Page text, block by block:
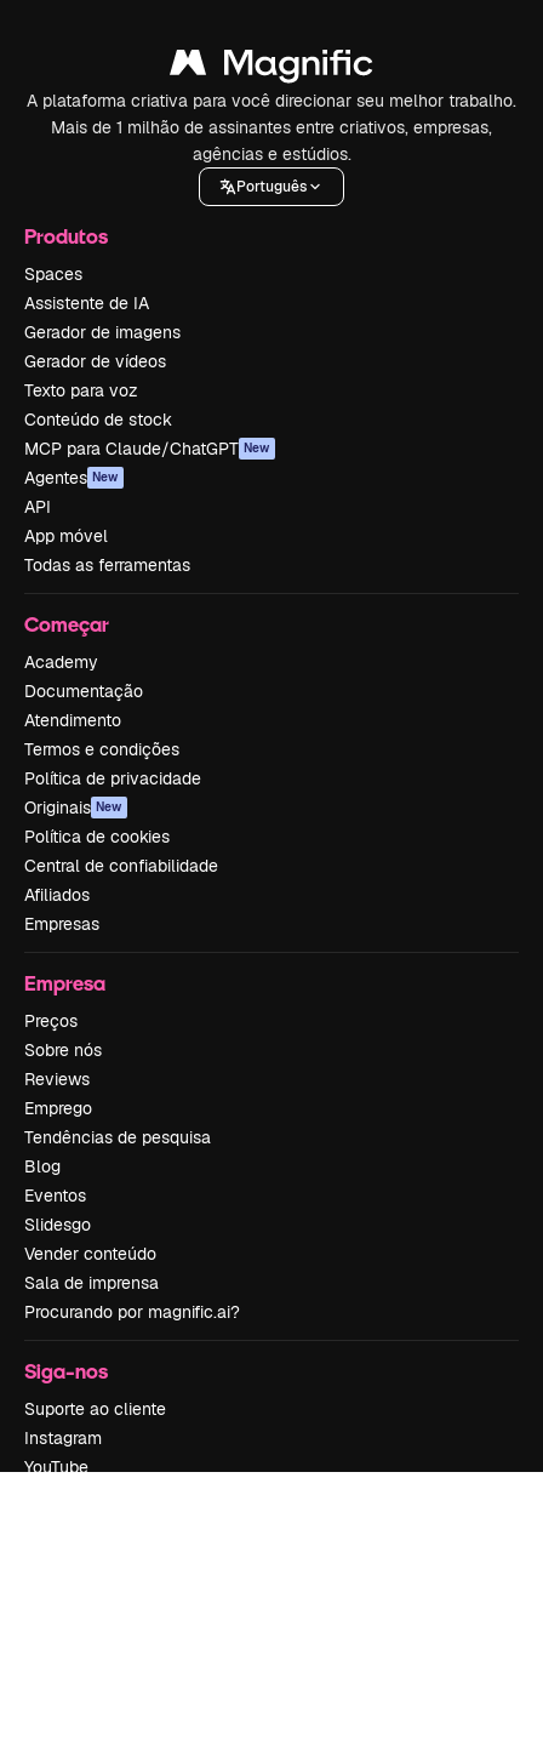
A plataforma criativa para você direcionar seu melhor trabalho.
Mais de 1 milhão de assinantes entre criativos, empresas,
agências e estúdios.
Português
Produtos
Spaces
Assistente de IA
Gerador de imagens
Gerador de vídeos
Texto para voz
Conteúdo de stock
MCP para Claude/ChatGPT New
Agentes New
API
App móvel
Todas as ferramentas
Começar
Academy
Documentação
Atendimento
Termos e condições
Política de privacidade
Originais New
Política de cookies
Central de confiabilidade
Afiliados
Empresas
Empresa
Preços
Sobre nós
Reviews
Emprego
Tendências de pesquisa
Blog
Eventos
Slidesgo
Vender conteúdo
Sala de imprensa
Procurando por magnific.ai?
Siga-nos
Suporte ao cliente
Instagram
YouTube